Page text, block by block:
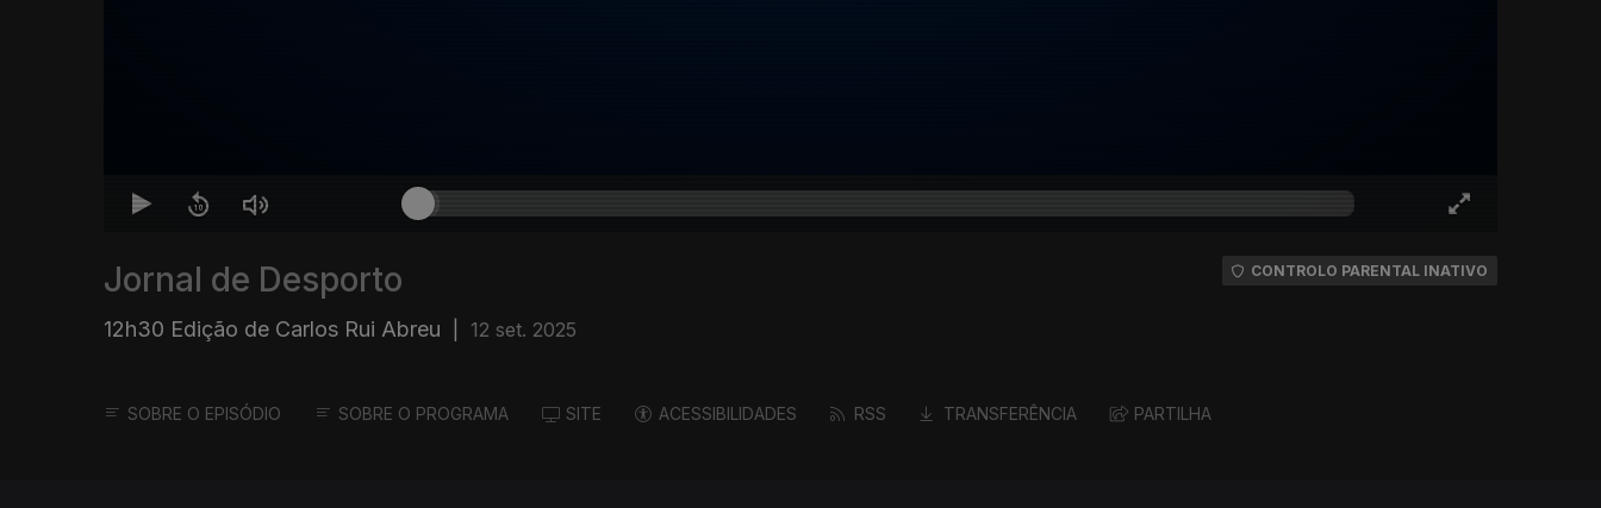
Jornal de Desporto
12h30 Edição de Carlos Rui Abreu 12 set. 2025
CONTROLO PARENTAL INATIVO
SOBRE O EPISÓDIO SOBRE O PROGRAMA SITE ACESSIBILIDADES RSS TRANSFERÊNCIA PARTILHA